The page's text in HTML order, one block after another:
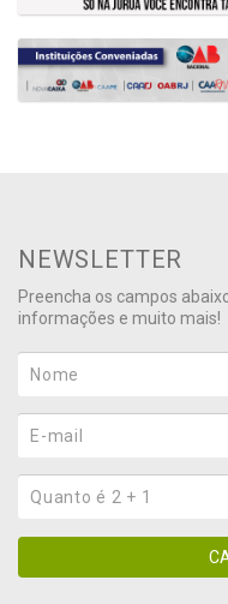
NEWSLETTER
Preencha os campos
informações e muito mais!